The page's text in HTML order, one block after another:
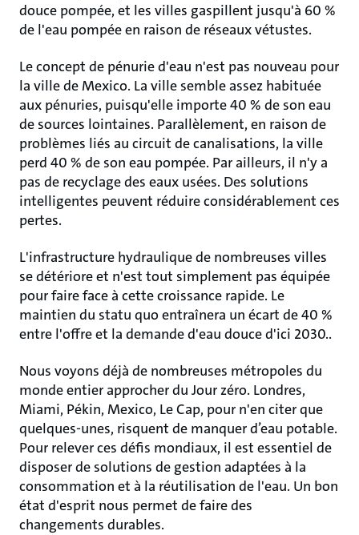
douce pompée, et les villes gaspillent jusqu'à 60 %
de l'eau pompée en raison de réseaux vétustes.
Le concept de pénurie d'eau n'est pas nouveau pour
la ville de Mexico. La ville semble assez habituée
aux pénuries, puisqu'elle importe 40 % de son eau
de sources lointaines. Parallèlement, en raison de
problèmes liés au circuit de canalisations, la ville
perd 40 % de son eau pompée. Par ailleurs, il n'y a
pas de recyclage des eaux usées. Des solutions
intelligentes peuvent réduire considérablement ces
pertes.
L'infrastructure hydraulique de nombreuses villes
se détériore et n'est tout simplement pas équipée
pour faire face à cette croissance rapide. Le
maintien du statu quo entraînera un écart de 40 %
entre l'offre et la demande d'eau douce d'ici 2030..
Nous voyons déjà de nombreuses métropoles du
monde entier approcher du Jour zéro. Londres,
Miami, Pékin, Mexico, Le Cap, pour n'en citer que
quelques-unes, risquent de manquer d’eau potable.
Pour relever ces défis mondiaux, il est essentiel de
disposer de solutions de gestion adaptées à la
consommation et à la réutilisation de l'eau. Un bon
état d'esprit nous permet de faire des
changements durables.